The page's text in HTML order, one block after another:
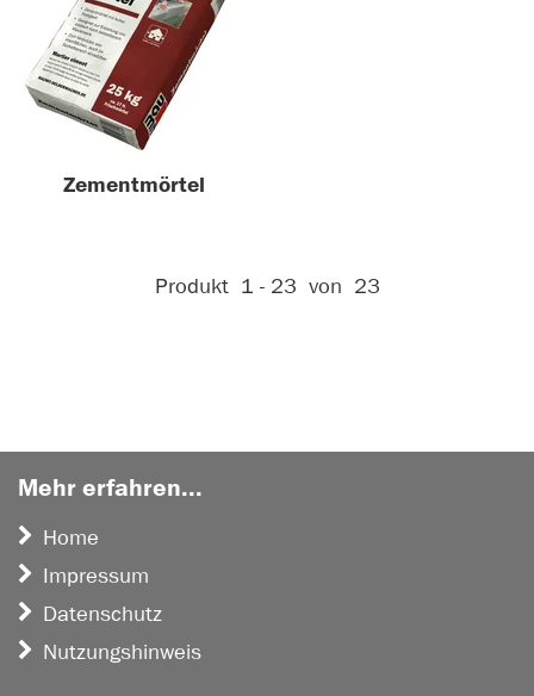
Zementmörtel
Aktive Filter:
Produkt 1 - 23 von 23
Mehr erfahren...
Home
Impressum
Datenschutz
Nutzungshinweis